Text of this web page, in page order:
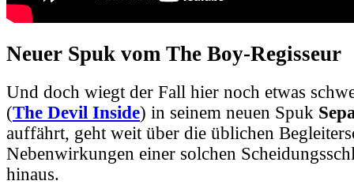
Neuer Spuk vom The Boy-Regisseur
Und doch wiegt der Fall hier noch etwas
(The Devil Inside) in seinem neuen Spuk
auffährt, geht weit über die üblichen
Nebenwirkungen einer solchen
hinaus.